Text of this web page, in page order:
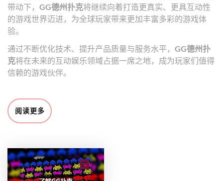
带动下， GG德州扑克将继续向着打造更真实、更具互动性
的游戏世界迈进，为全球玩家带来更加丰富多彩的游戏体
验。
通过不断优化技术、提升产品质量与服务水平， GG德州扑
克将在未来的互动娱乐领域占据一席之地，成为玩家们值得
信赖的游戏伙伴。
阅读更多